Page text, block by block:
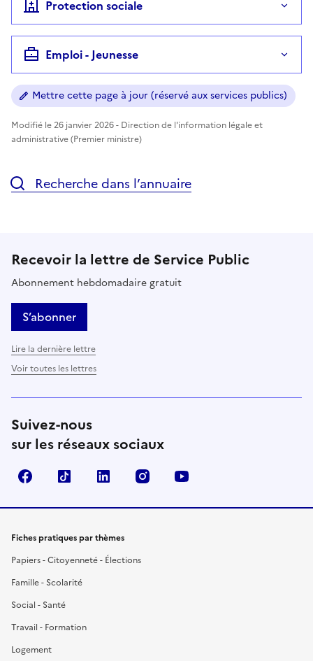
Protection sociale
Emploi - Jeunesse
Mettre cette page à jour (réservé aux services publics)
Modifié le 26 janvier 2026 - Direction de l'information légale et
administrative (Premier ministre)
Recherche dans l’annuaire
Recevoir la lettre de Service Public
Abonnement hebdomadaire gratuit
S’abonner
Lire la dernière lettre
Voir toutes les lettres
Suivez-nous
sur les réseaux sociaux
FacebookTikTok LinkedIn Instagram
Fiches pratiques par thèmes
Papiers - Citoyenneté - Élections
Famille - Scolarité
Social - Santé
Travail - Formation
Logement